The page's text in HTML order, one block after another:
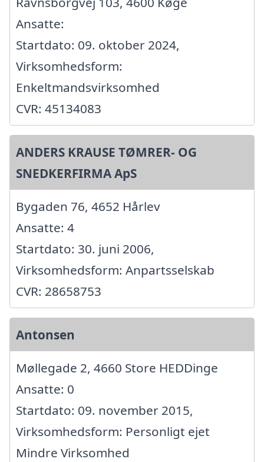
Ansatte:
Startdato: 09. oktober 2024,
Virksomhedsform:
Enkeltmandsvirksomhed
CVR: 45134083
ANDERS KRAUSE TØMRER- OG
SNEDKERFIRMA ApS
Bygaden 76, 4652 Hårlev
Ansatte: 4
Startdato: 30. juni 2006,
Virksomhedsform: Anpartsselskab
CVR: 28658753
Antonsen
Møllegade 2, 4660 Store HEDDinge
Ansatte: 0
Startdato: 09. november 2015,
Virksomhedsform: Personligt ejet
Mindre Virksomhed